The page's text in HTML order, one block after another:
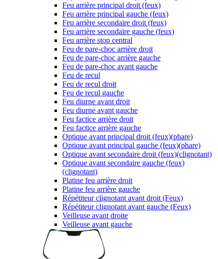
Feu arrière principal droit (feux)
Feu arrière principal gauche (feux)
Feu arrière secondaire droit (feux)
Feu arrière secondaire gauche (feux)
Feu arrière stop central
Feu de pare-choc arrière droit
Feu de pare-choc arrière gauche
Feu de pare-choc avant gauche
Feu de recul
Feu de recul droit
Feu de recul gauche
Feu diurne avant droit
Feu diurne avant gauche
Feu factice arrière droit
Feu factice arrière gauche
Optique avant principal droit (feux)(phare)
Optique avant principal gauche (feux)(phare)
Optique avant secondaire droit (feux)(clignotant)
Optique avant secondaire gauche (feux)
(clignotant)
Platine feu arrière droit
Platine feu arrière gauche
Répétiteur clignotant avant droit (Feux)
Répétiteur clignotant avant gauche (Feux)
Veilleuse avant droite
Veilleuse avant gauche